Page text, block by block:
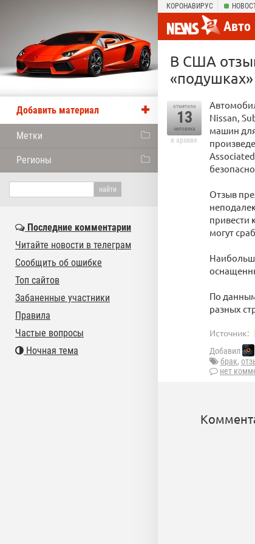
КОРОНАВИРУС
Авто
В США
«подушках»
отметили
13
человека
в архиве
Nissan,
машин
Отзыв
привести
могут
По
разных
Источник:
Добавил
брак,
нет
Добавить материал
Метки
Регионы
Последние комментарии
Читайте новости в телеграм
Сообщить об ошибке
Топ сайтов
Забаненные участники
Правила
Частые вопросы
Ночная тема